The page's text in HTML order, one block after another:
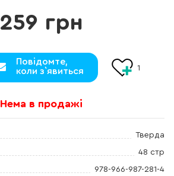
259 грн
Повідомте,
коли з`явиться
1
Нема в продажі
Тверда
48 стр
978-966-987-281-4